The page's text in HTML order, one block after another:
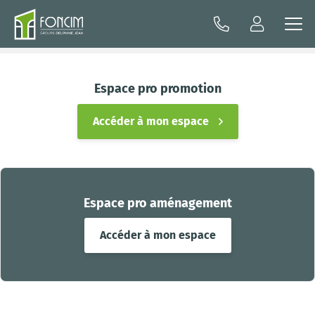
Espace pro aménagement
Accéder à mon espace
Espace pro promotion
Accéder à mon espace